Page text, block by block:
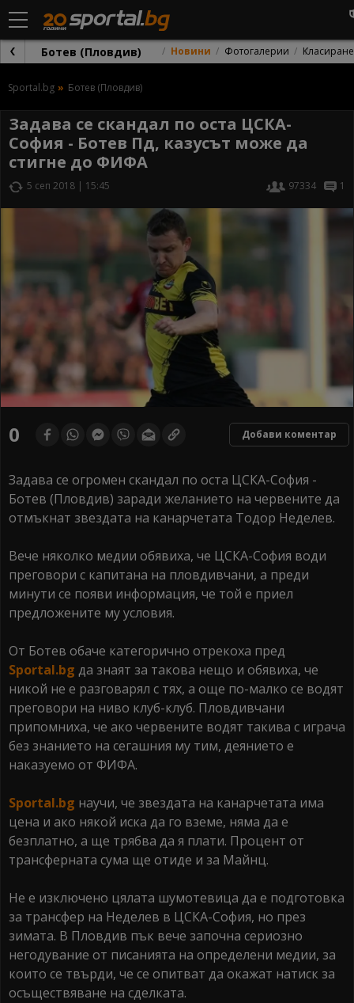
Ботев (Пловдив) Новини Фотогалерии Класиране
Sportal.bg Ботев (Пловдив)
Задава се скандал по оста ЦСКА-
София - Ботев Пд, казусът може да
стигне до ФИФА
5 сеп 2018 | 15:45 97334 1
0 Добави коментар
Задава се огромен скандал по оста ЦСКА-София -
Ботев (Пловдив) заради желанието на червените да
отмъкнат звездата на канарчетата Тодор Неделев.
Вече няколко медии обявиха, че ЦСКА-София води
преговори с капитана на пловдивчани, а преди
минути се появи информация, че той е приел
предложените му условия.
От Ботев обаче категорично отрекоха пред
Sportal.bg да знаят за такова нещо и обявиха, че
никой не е разговарял с тях, а още по-малко се водят
преговори на ниво клуб-клуб. Пловдивчани
припомниха, че ако червените водят такива с играча
без знанието на сегашния му тим, деянието е
наказуемо от ФИФА.
Sportal.bg научи, че звездата на канарчетата има
цена и ако някой иска да го вземе, няма да е
безплатно, а ще трябва да я плати. Процент от
трансферната сума ще отиде и за Майнц.
Не е изключено цялата шумотевица да е подготовка
за трансфер на Неделев в ЦСКА-София, но през
зимата. В Пловдив пък вече започна сериозно
негодувание от писанията на определени медии, за
които се твърди, че се опитват да окажат натиск за
осъществяване на сделката.